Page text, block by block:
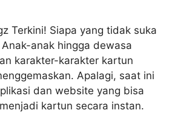
Terkini! Siapa yang tidak suka
anak hingga dewasa
karakter-karakter kartun
Apalagi, saat ini
dan website yang bisa
kartun secara instan.